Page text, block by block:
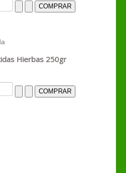
Hierbas 250gr